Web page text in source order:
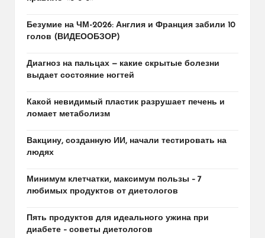
Безумие на ЧМ-2026: Англия и Франция забили 10
голов (ВИДЕООБЗОР)
Диагноз на пальцах — какие скрытые болезни
выдает состояние ногтей
Какой невидимый пластик разрушает печень и
ломает метаболизм
Вакцину, созданную ИИ, начали тестировать на
людях
Минимум клетчатки, максимум пользы – 7
любимых продуктов от диетологов
Пять продуктов для идеального ужина при
диабете – советы диетологов